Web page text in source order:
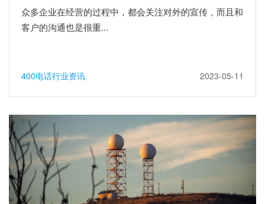
众多企业在经营的过程中，都会关注对外的宣传，而且和
客户的沟通也是很重...
400电话行业资讯 2023-05-11